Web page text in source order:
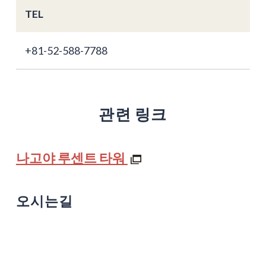
TEL
+81-52-588-7788
관련 링크
나고야 루센트 타워
오시는길